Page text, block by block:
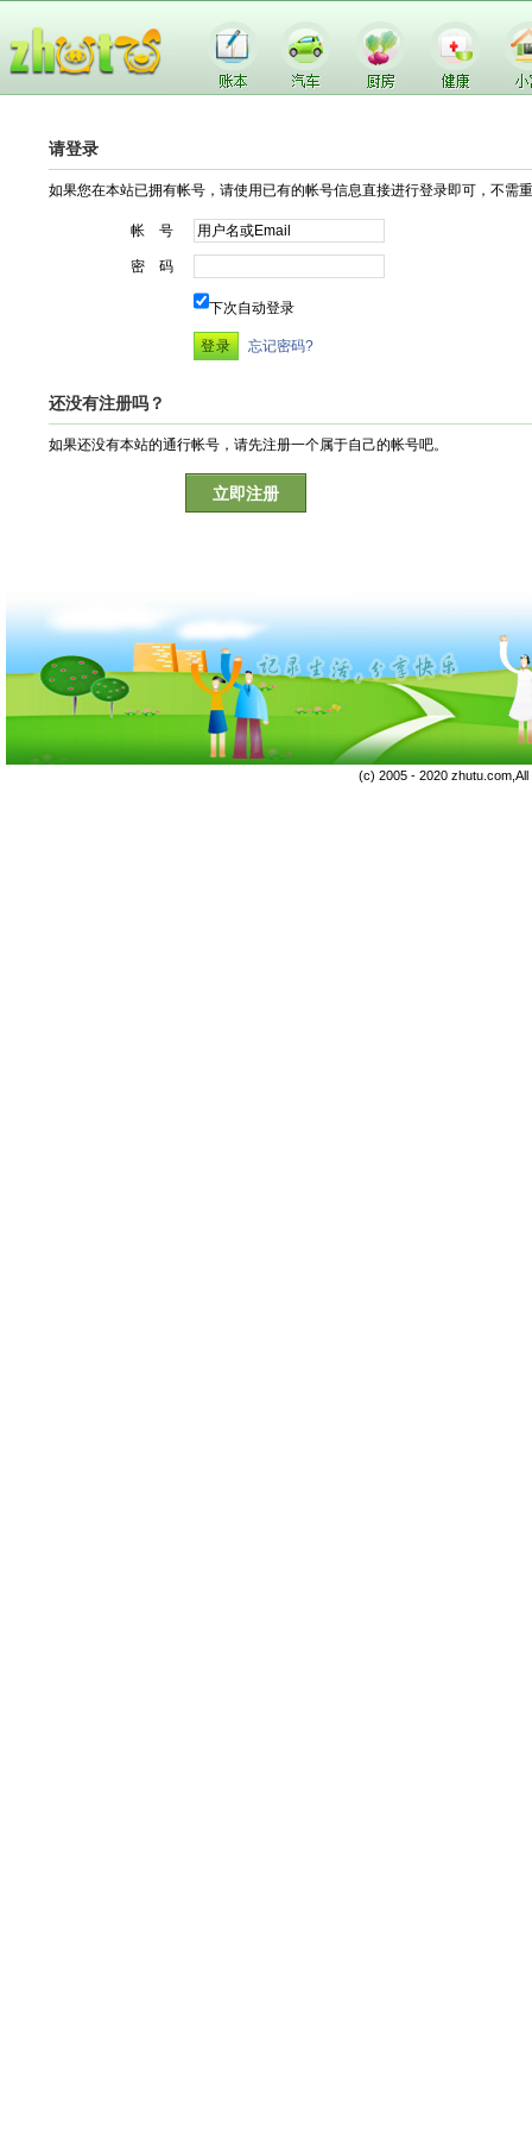
请登录
如果您在本站已拥有帐号，请使用已有的帐号信息直接进行登录即可，不需
帐 号
密 码
下次自动登录
忘记密码?
还没有注册吗？
如果还没有本站的通行帐号，请先注册一个属于自己的帐号吧。
立即注册
(c) 2005 - 2020